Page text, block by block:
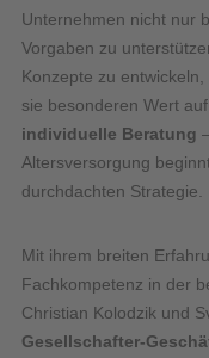
Unternehmen nicht nur
Vorgaben zu
Konzepte zu
sie besonderen Wert auf
individuelle Beratung
Altersversorgung
durchdachten Strategie.
Mit ihrem breiten
Fachkompetenz in der
Christian Kolodzik und
Gesellschafter-